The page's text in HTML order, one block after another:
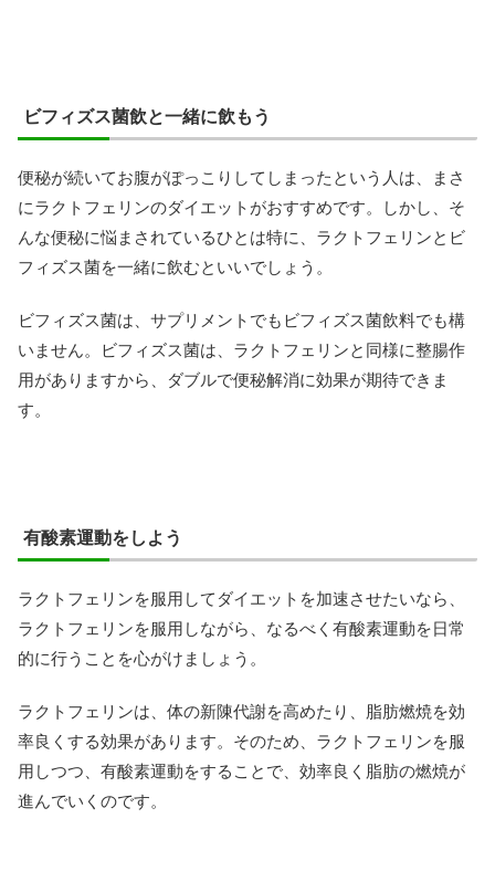
ビフィズス菌飲と一緒に飲もう
便秘が続いてお腹がぽっこりしてしまったという人は、まさ
にラクトフェリンのダイエットがおすすめです。しかし、そ
んな便秘に悩まされているひとは特に、ラクトフェリンとビ
フィズス菌を一緒に飲むといいでしょう。
ビフィズス菌は、サプリメントでもビフィズス菌飲料でも構
いません。ビフィズス菌は、ラクトフェリンと同様に整腸作
用がありますから、ダブルで便秘解消に効果が期待できま
す。
有酸素運動をしよう
ラクトフェリンを服用してダイエットを加速させたいなら、
ラクトフェリンを服用しながら、なるべく有酸素運動を日常
的に行うことを心がけましょう。
ラクトフェリンは、体の新陳代謝を高めたり、脂肪燃焼を効
率良くする効果があります。そのため、ラクトフェリンを服
用しつつ、有酸素運動をすることで、効率良く脂肪の燃焼が
進んでいくのです。